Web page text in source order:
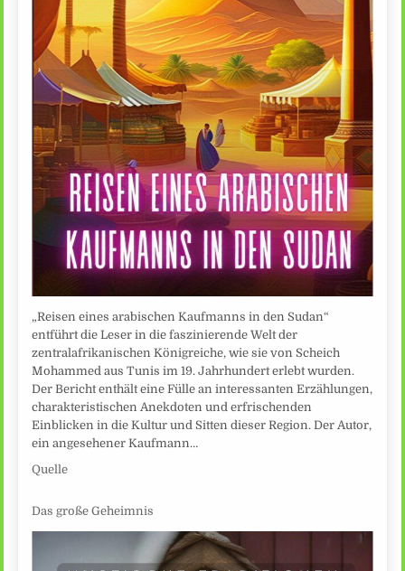
„Reisen eines arabischen Kaufmanns in den Sudan“
entführt die Leser in die faszinierende Welt der
zentralafrikanischen Königreiche, wie sie von Scheich
Mohammed aus Tunis im 19. Jahrhundert erlebt wurden.
Der Bericht enthält eine Fülle an interessanten Erzählungen,
charakteristischen Anekdoten und erfrischenden
Einblicken in die Kultur und Sitten dieser Region. Der Autor,
ein angesehener Kaufmann…
Quelle
Das große Geheimnis